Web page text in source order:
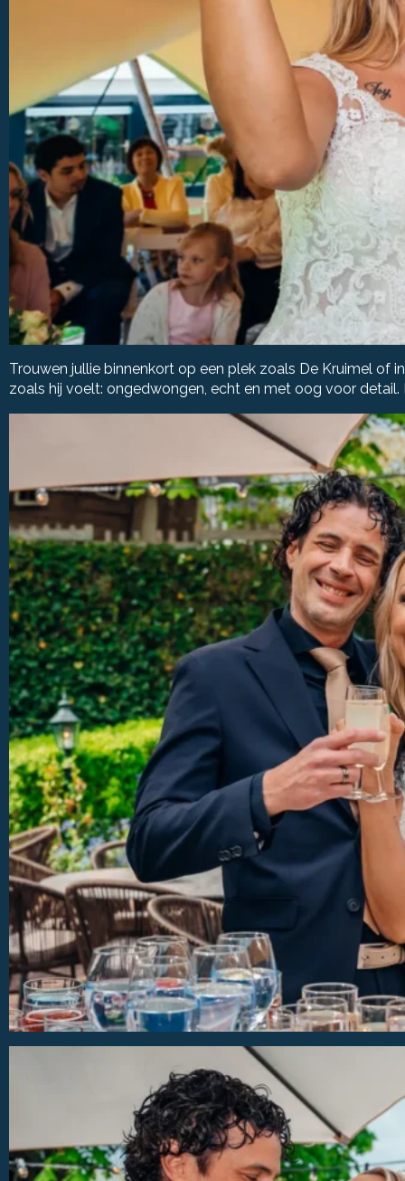
Trouwen jullie binnenkort op een plek zoals De Kruimel
zoals hij voelt: ongedwongen, echt en met oog voor detail.